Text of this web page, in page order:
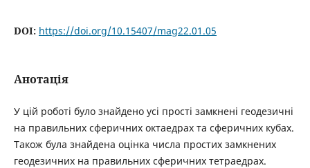
DOI: https://doi.org/10.15407/mag22.01.05
Анотація
У цій роботі було знайдено усі прості замкнені геодезичні
на правильних сферичних октаедрах та сферичних кубах.
Також була знайдена оцінка числа простих замкнених
геодезичних на правильних сферичних тетраедрах.